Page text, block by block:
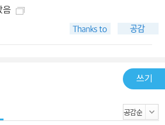
는 작가이기 때문이라고 생각한다. 자세
학적인 옮겨 그리기에 가깝다고 할까? 플
확보하려는 모습은, 빙하가 무너져 내릴
겨루기 한판에 뛰어드는 인간의 우스꽝스
이 아닌 지구의 문제다. …시대의 질
존 스칼지가 시대에 질문을 던지는지 감탄
음
쓰기